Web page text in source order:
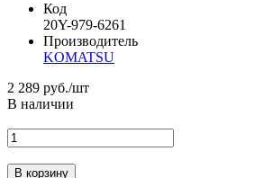
Код
20Y-979-6261
Производитель
KOMATSU
2 289 руб./шт
В наличии